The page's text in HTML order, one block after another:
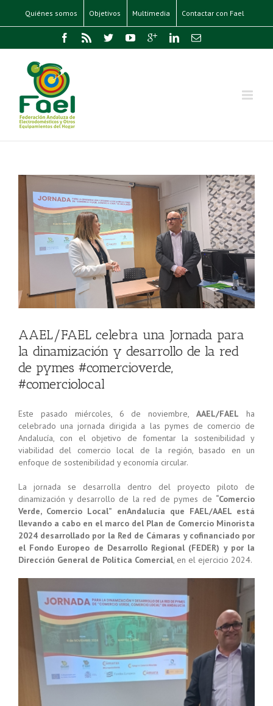
Quiénes somos Objetivos Multimedia Contactar con Fael
AAEL/FAEL celebra una Jornada para
la dinamización y desarrollo de la red
de pymes #comercioverde,
#comerciolocal
Este pasado miércoles, 6 de noviembre,AAEL/FAEL ha
celebrado una jornada dirigida a las pymes de comercio de
Andalucía, con el objetivo de fomentar la sostenibilidad y
viabilidad del comercio local de la región, basado en un
enfoque de sostenibilidad y economía circular.
La jornada se desarrolla dentro del proyecto piloto de
dinamización y desarrollo de la red de pymes de “Comercio
Verde, Comercio Local” enAndalucía que FAEL/AAEL está
llevando a cabo en el marco del Plan de Comercio Minorista
2024 desarrollado por la Red de Cámaras y cofinanciado por
el Fondo Europeo de Desarrollo Regional (FEDER) y por la
Dirección General de Política Comercial , en el ejercicio 2024.